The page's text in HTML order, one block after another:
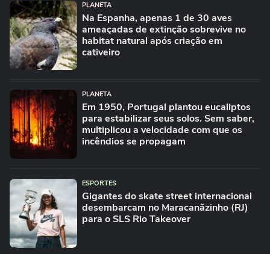
PLANETA
Na Espanha, apenas 1 de 30 aves
ameaçadas de extinção sobrevive no
habitat natural após criação em
cativeiro
PLANETA
Em 1950, Portugal plantou eucaliptos
para estabilizar seus solos. Sem saber,
multiplicou a velocidade com que os
incêndios se propagam
ESPORTES
Gigantes do skate street internacional
desembarcam no Maracanãzinho (RJ)
para o SLS Rio Takeover